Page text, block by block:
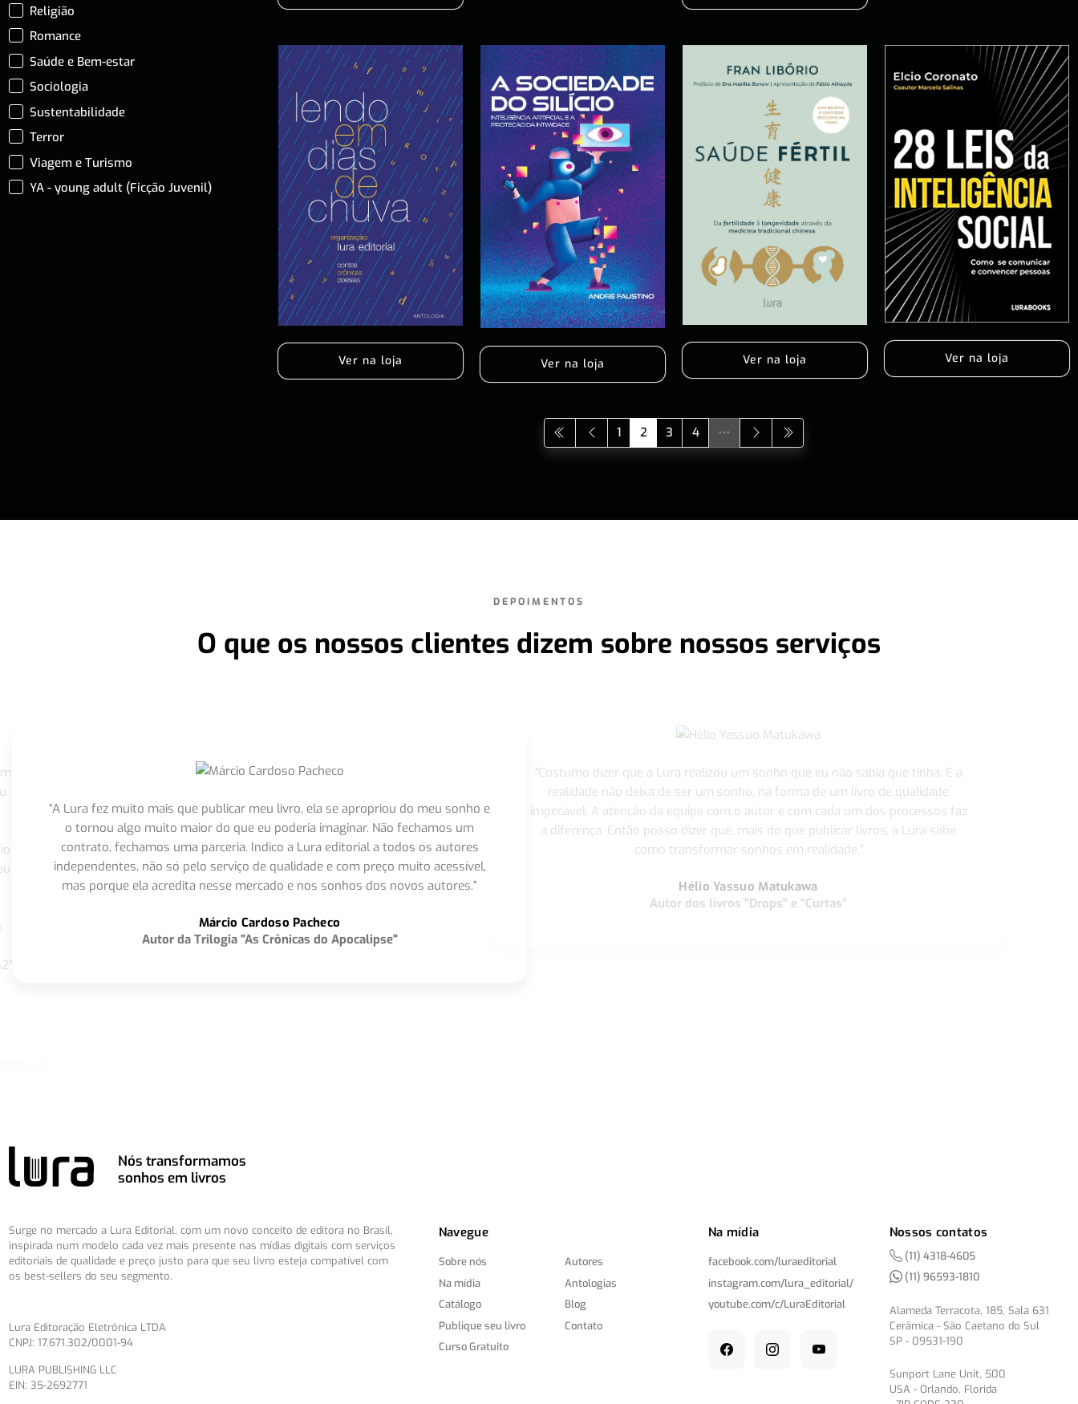
Religião
Romance
Saúde e Bem-estar
Sociologia
Sustentabilidade
Terror
Viagem e Turismo
YA - young adult (Ficção Juvenil)
Ver na loja Ver na loja Ver na loja Ver na loja
1 2 3 4
DEPOIMENTOS
O que os nossos clientes dizem sobre nossos serviços
“A Lura fez muito mais que publicar meu livro, ela se apropriou do meu sonho e
o tornou algo muito maior do que eu poderia imaginar. Não fechamos um
contrato, fechamos uma parceria. Indico a Lura editorial a todos os autores
independentes, não só pelo serviço de qualidade e com preço muito acessível,
mas porque ela acredita nesse mercado e nos sonhos dos novos autores.”
Márcio Cardoso Pacheco
Autor da Trilogia "As Crônicas do Apocalipse"
"Costumo dizer que a Lura realizou um sonho que eu não sabia que tinha. E a
realidade não deixa de ser um sonho, na forma de um livro de qualidade
impecável. A atenção da equipe com o autor e com cada um dos processos faz
a diferença. Então posso dizer que, mais do que publicar livros, a Lura sabe
como transformar sonhos em realidade."
Hélio Yassuo Matukawa
Autor dos livros "Drops" e “Curtas”
Nós transformamos
sonhos em livros
Surge no mercado a Lura Editorial, com um novo conceito de editora no Brasil,
inspirada num modelo cada vez mais presente nas mídias digitais com serviços
editoriais de qualidade e preço justo para que seu livro esteja compatível com
os best-sellers do seu segmento.
Lura Editoração Eletrônica LTDA
CNPJ: 17.671.302/0001-94
LURA PUBLISHING LLC
EIN: 35-2692771
Navegue
Sobre nós
Na mídia
Catálogo
Publique seu livro
Curso Gratuito
Autores
Antologias
Blog
Contato
Na mídia
facebook.com/luraeditorial
instagram.com/lura_editorial/
youtube.com/c/LuraEditorial
Nossos contatos
(11) 4318-4605
(11) 96593-1810
Alameda Terracota, 185, Sala 631
Cerâmica - São Caetano do Sul
SP - 09531-190
Sunport Lane Unit, 500
USA - Orlando, Florida